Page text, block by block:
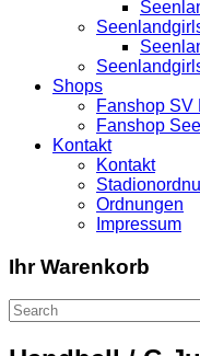
Shops
Fanshop SV
Fanshop
Kontakt
Kontakt
Ordnungen
Impressum
Ihr Warenkorb